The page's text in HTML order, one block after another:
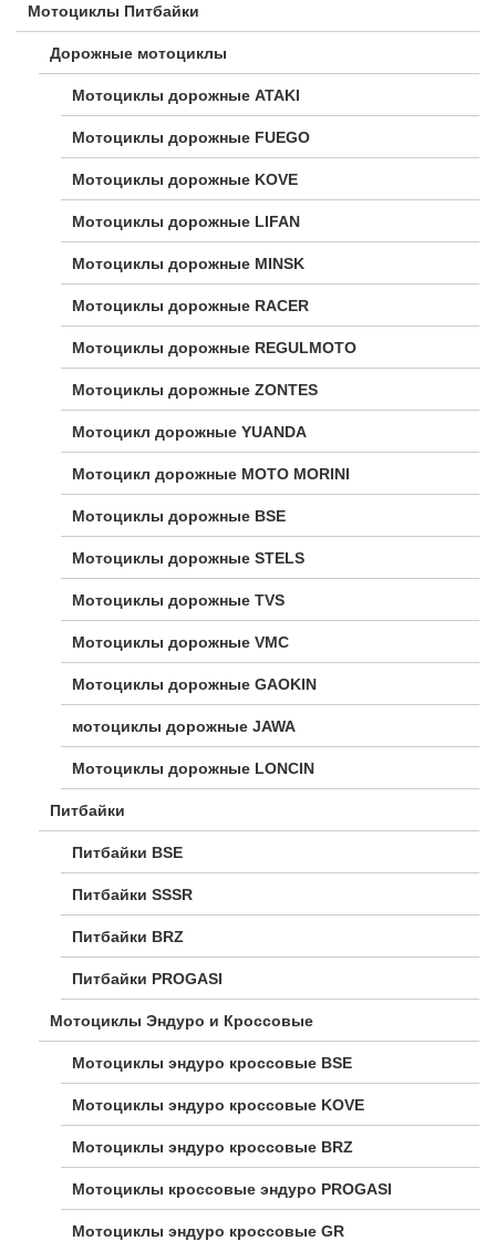
Мотоциклы Питбайки
Дорожные мотоциклы
Мотоциклы дорожные ATAKI
Мотоциклы дорожные FUEGO
Мотоциклы дорожные KOVE
Мотоциклы дорожные LIFAN
Мотоциклы дорожные MINSK
Мотоциклы дорожные RACER
Мотоциклы дорожные REGULMOTO
Мотоциклы дорожные ZONTES
Мотоцикл дорожные YUANDA
Мотоцикл дорожные МОТО MORINI
Мотоциклы дорожные BSE
Мотоциклы дорожные STELS
Мотоциклы дорожные TVS
Мотоциклы дорожные VMC
Мотоциклы дорожные GAOKIN
мотоциклы дорожные JAWA
Мотоциклы дорожные LONCIN
Питбайки
Питбайки BSE
Питбайки SSSR
Питбайки BRZ
Питбайки PROGASI
Мотоциклы Эндуро и Кроссовые
Мотоциклы эндуро кроссовые BSE
Мотоциклы эндуро кроссовые KOVE
Мотоциклы эндуро кроссовые BRZ
Мотоциклы кроссовые эндуро PROGASI
Мотоциклы эндуро кроссовые GR